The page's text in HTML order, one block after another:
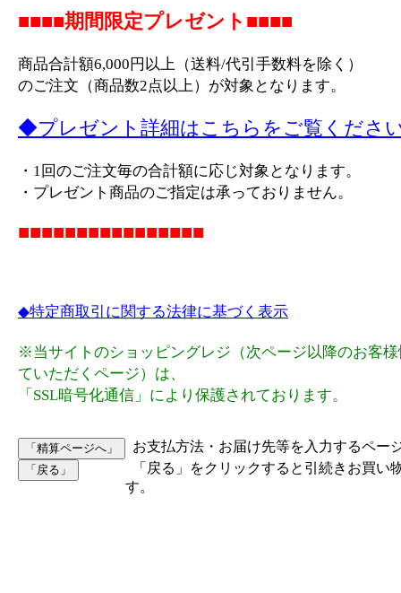
■■■■期間限定プレゼント■■■■
商品合計額6,000円以上（送料/代引手数料を除く）
のご注文（商品数2点以上）が対象となります。
◆プレゼント詳細はこちらをご覧くださ
・1回のご注文毎の合計額に応じ対象となります。
・プレゼント商品のご指定は承っておりません。
■■■■■■■■■■■■■■■■
◆特定商取引に関する法律に基づく表示
※当サイトのショッピングレジ（次ページ以降のお客
ていただくページ）は、
「SSL暗号化通信」により保護されております。
お支払方法・お届け先等を入力するペー
「戻る」をクリックすると引続きお買い
す。